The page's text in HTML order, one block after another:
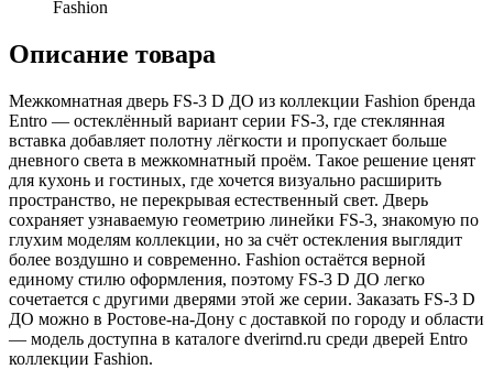
Fashion
Описание товара
Межкомнатная дверь FS-3 D ДО из коллекции Fashion бренда
Entro — остеклённый вариант серии FS-3, где стеклянная
вставка добавляет полотну лёгкости и пропускает больше
дневного света в межкомнатный проём. Такое решение ценят
для кухонь и гостиных, где хочется визуально расширить
пространство, не перекрывая естественный свет. Дверь
сохраняет узнаваемую геометрию линейки FS-3, знакомую по
глухим моделям коллекции, но за счёт остекления выглядит
более воздушно и современно. Fashion остаётся верной
единому стилю оформления, поэтому FS-3 D ДО легко
сочетается с другими дверями этой же серии. Заказать FS-3 D
ДО можно в Ростове-на-Дону с доставкой по городу и области
— модель доступна в каталоге dverirnd.ru среди дверей Entro
коллекции Fashion.